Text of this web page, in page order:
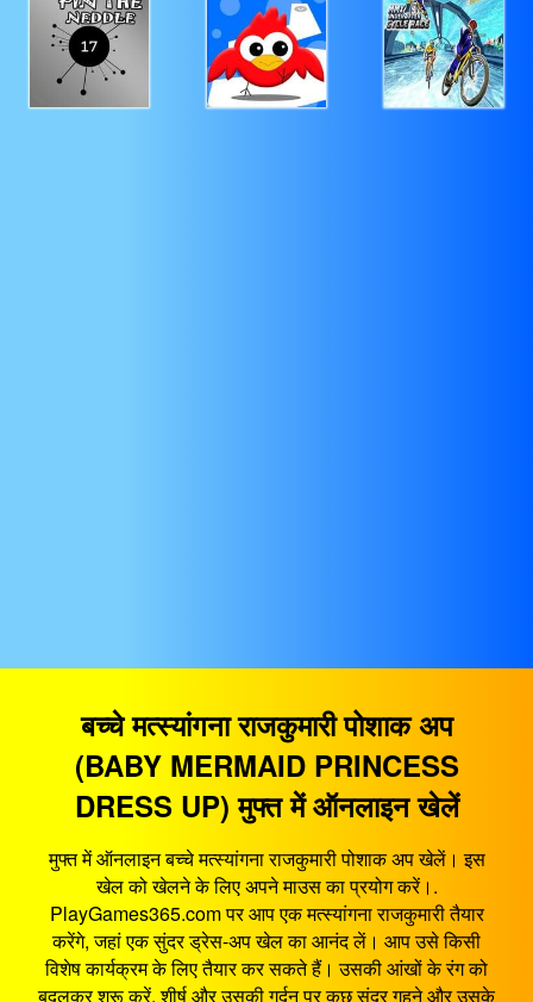
बच्चे मत्स्यांगना राजकुमारी पोशाक अप
(BABY MERMAID PRINCESS
DRESS UP) मुफ्त में ऑनलाइन खेलें
मुफ्त में ऑनलाइन बच्चे मत्स्यांगना राजकुमारी पोशाक अप खेलें। इस
खेल को खेलने के लिए अपने माउस का प्रयोग करें।.
PlayGames365.com पर आप एक मत्स्यांगना राजकुमारी तैयार
करेंगे, जहां एक सुंदर ड्रेस-अप खेल का आनंद लें। आप उसे किसी
विशेष कार्यक्रम के लिए तैयार कर सकते हैं। उसकी आंखों के रंग को
बदलकर शुरू करें, शीर्ष और उसकी गर्दन पर कुछ सुंदर गहने और उसके